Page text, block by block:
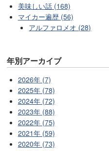
美味しい話 (168)
マイカー遍歴 (56)
アルファロメオ (28)
年別アーカイブ
2026年 (7)
2025年 (78)
2024年 (72)
2023年 (88)
2022年 (75)
2021年 (59)
2020年 (73)